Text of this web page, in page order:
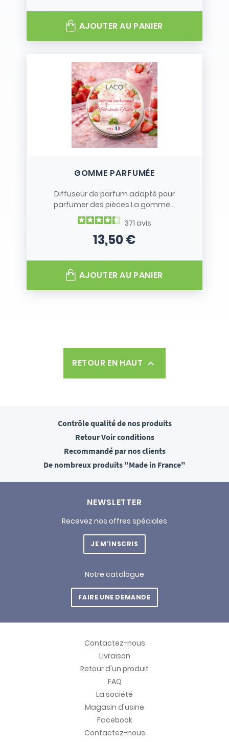
AJOUTER AU PANIER
GOMME PARFUMÉE
Diffuseur de parfum adapté pour
parfumer des pièces La gomme...
371 avis
Prix
13,50 €
AJOUTER AU PANIER
RETOUR EN HAUT 
Contrôle qualitéde nos produits
RetourVoir conditions
Recommandépar nos clients
De nombreux produits "Made in France"
NEWSLETTER
Recevez nos offres spéciales
JE M'INSCRIS
Notre catalogue
FAIRE UNE DEMANDE
Contactez-nous
Livraison
Retour d'un produit
FAQ
La société
Magasin d'usine
Facebook
Contactez-nous